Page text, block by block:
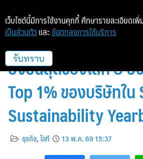
ทรู คอร์ปอเรชั่น ย้ำองค์
ยั่งยืนสุดของโลก 8 ปี
Top 1% ของบริษัทใน
Sustainability
ธุรกิจ,ไอที 13 พ.ค. 69 15:37
เว็บไซต์นี้มีการใช้งานคุกกี้ ศึกษารายละเอียดเพิ่
เป็นส่วนตัว และ ข้อตกลงการใช้บริการ
รับทราบ